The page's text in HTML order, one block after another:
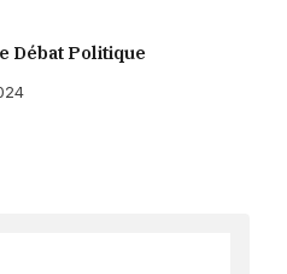
Débat Politique